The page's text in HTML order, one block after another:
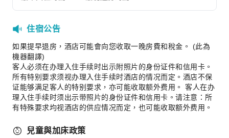
運動設施
高爾夫球場
交通服務
租車服務
清潔服務
乾洗服務
熨燙服務
洗衣服務
住宿公告
如果提早退房，酒店可能會向您收取一晚房費和稅金。 (此為
機器翻譯)
客人必须在办理入住手续时出示附照片的身份证件和信用卡。
所有特别要求须视办理入住手续时酒店的情况而定。酒店不保
证能够满足客人的特别要求，亦可能收取额外费用。 客人在办
理入住手续时须出示带照片的身份证件和信用卡。请注意：所
有特殊要求均视酒店的供应情况而定，也可能收取额外费用。
兒童與加床政策